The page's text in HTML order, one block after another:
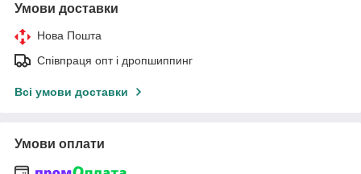
Умови доставки
Нова Пошта
Співпраця опт і дропшиппинг
Всі умови доставки
Умови оплати